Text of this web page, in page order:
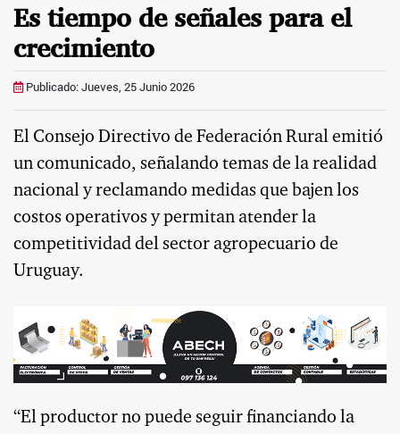
Es tiempo de señales para el
crecimiento
Publicado: Jueves, 25 Junio 2026
El Consejo Directivo de Federación Rural emitió
un comunicado, señalando temas de la realidad
nacional y reclamando medidas que bajen los
costos operativos y permitan atender la
competitividad del sector agropecuario de
Uruguay.
“El productor no puede seguir financiando la